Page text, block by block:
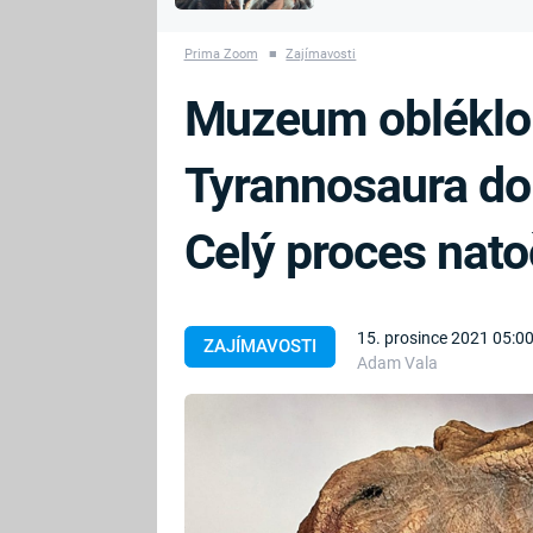
BRITSKÁ
RODINA
Prima Zoom ■ Zajímavosti
ZAJÍMAVOSTI
15. prosince 2021 05:00
Adam Vala
Muzeum
Tyrannosaura
Celý proces